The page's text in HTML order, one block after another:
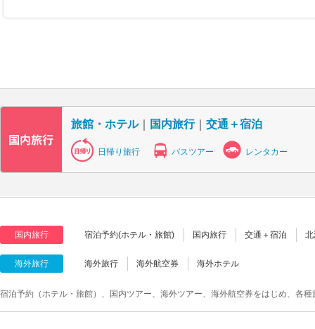
旅館・ホテル｜ 国内旅行｜ 交通＋宿泊
日帰り旅行 バスツアー レンタカー
国内旅行 宿泊予約(ホテル・旅館) 国内旅行 交通＋宿泊
海外旅行 海外旅行 海外航空券 海外ホテル
宿泊予約（ホテル・旅館）、国内ツアー、海外ツアー、海外航空券をはじめ、各